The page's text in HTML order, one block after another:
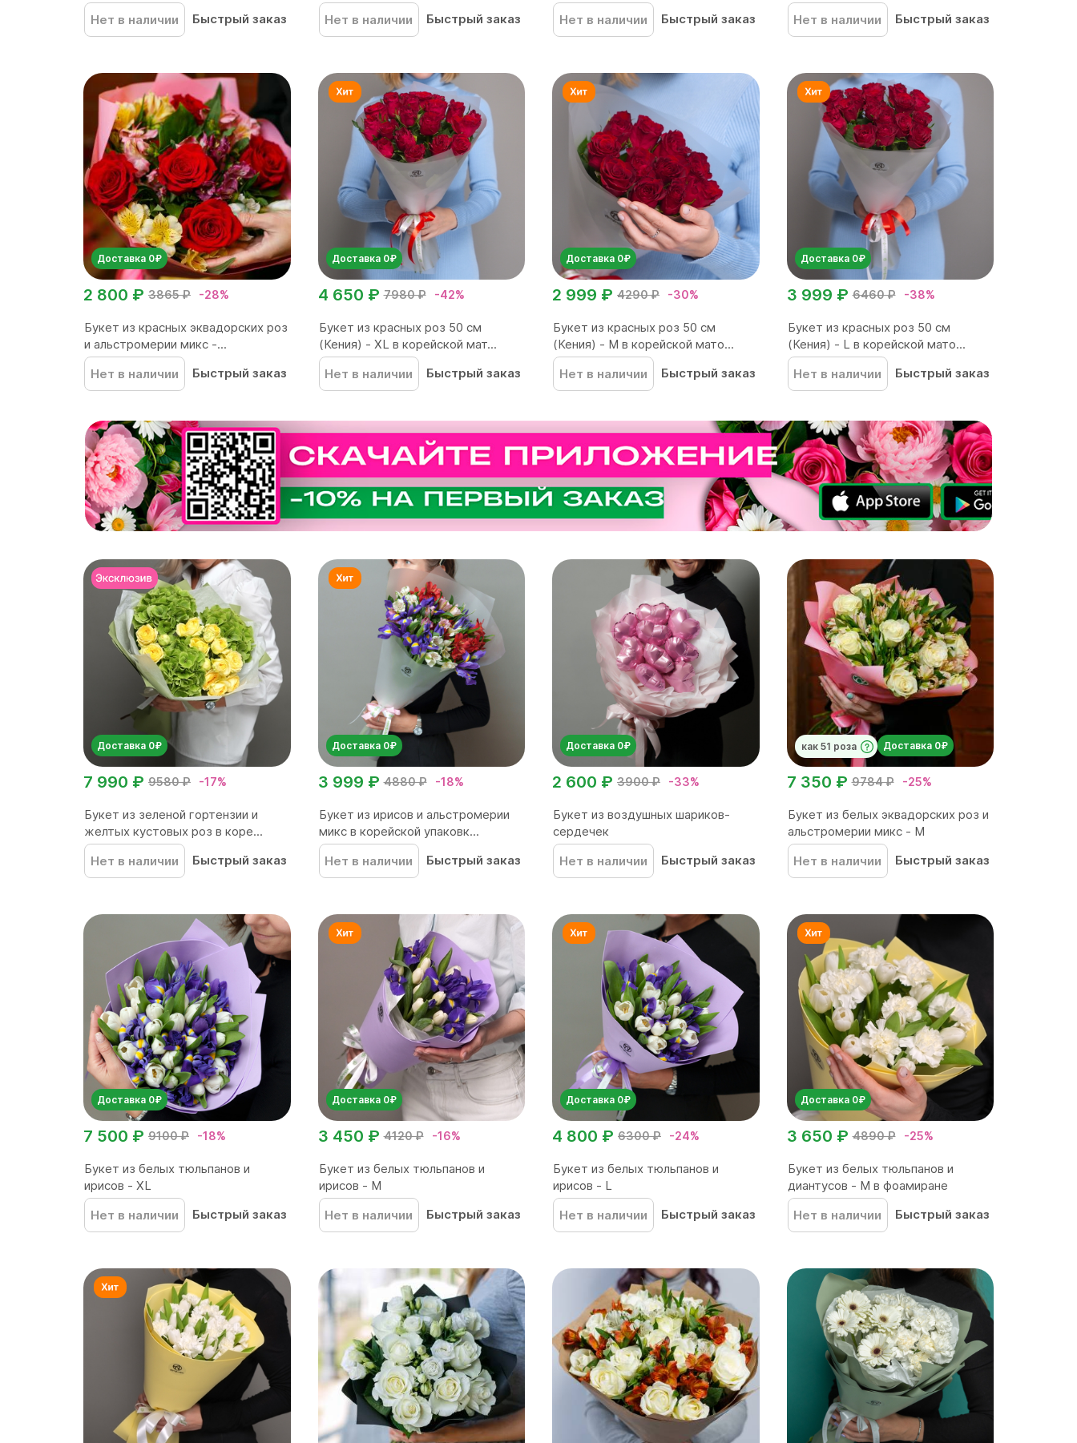
Нет в наличии
Быстрый заказ
Нет в наличии
Быстрый заказ
Нет в наличии
Быстрый заказ
Нет в наличии
Быстрый заказ
Доставка 0₽
3865 ₽ -28%
2 800 ₽
Букет из красных эквадорских роз
и альстромерии микс -...
Нет в наличии
Быстрый заказ
Доставка 0₽
7980 ₽ -42%
4 650 ₽
Букет из красных роз 50 см
(Кения) - XL в корейской мат...
Нет в наличии
Быстрый заказ
Доставка 0₽
4290 ₽ -30%
2 999 ₽
Букет из красных роз 50 см
(Кения) - M в корейской мато...
Нет в наличии
Быстрый заказ
Доставка 0₽
6460 ₽ -38%
3 999 ₽
Букет из красных роз 50 см
(Кения) - L в корейской мато...
Нет в наличии
Быстрый заказ
Доставка 0₽
9580 ₽ -17%
7 990 ₽
Букет из зеленой гортензии и
желтых кустовых роз в коре...
Нет в наличии
Быстрый заказ
Доставка 0₽
4880 ₽ -18%
3 999 ₽
Букет из ирисов и альстромерии
микс в корейской упаковк...
Нет в наличии
Быстрый заказ
Доставка 0₽
3900 ₽ -33%
2 600 ₽
Букет из воздушных шариков-
сердечек
Нет в наличии
Быстрый заказ
как 51 роза Доставка 0₽
9784 ₽ -25%
7 350 ₽
Букет из белых эквадорских роз и
альстромерии микс - М
Нет в наличии
Быстрый заказ
Доставка 0₽
9100 ₽ -18%
7 500 ₽
Букет из белых тюльпанов и
ирисов - XL
Нет в наличии
Быстрый заказ
Доставка 0₽
4120 ₽ -16%
3 450 ₽
Букет из белых тюльпанов и
ирисов - M
Нет в наличии
Быстрый заказ
Доставка 0₽
6300 ₽ -24%
4 800 ₽
Букет из белых тюльпанов и
ирисов - L
Нет в наличии
Быстрый заказ
Доставка 0₽
4890 ₽ -25%
3 650 ₽
Букет из белых тюльпанов и
диантусов - M в фоамиране
Нет в наличии
Быстрый заказ